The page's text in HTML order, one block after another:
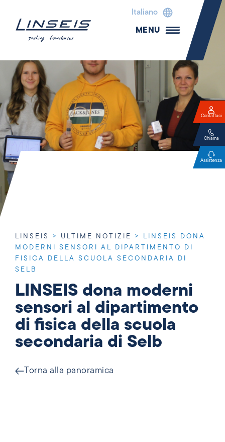
Italiano
MENU
LINSEIS > ULTIME NOTIZIE > LINSEIS DONA
MODERNI SENSORI AL DIPARTIMENTO DI
FISICA DELLA SCUOLA SECONDARIA DI
SELB
LINSEIS dona moderni
sensori al dipartimento
di fisica della scuola
secondaria di Selb
Torna alla panoramica
Contattaci
Chiama
Assistenza